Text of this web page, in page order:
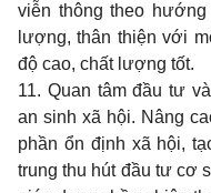
viễn thông theo
lượng, thân thiện với
độ cao, chất lượng tốt.
11. Quan tâm đầu tư
an sinh xã hội. Nâng
phần ổn định xã hội,
trung thu hút đầu tư cơ